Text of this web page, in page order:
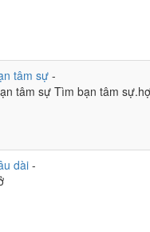
em.
tâm sự-
tâm sự Tìm bạn tâm
dài-